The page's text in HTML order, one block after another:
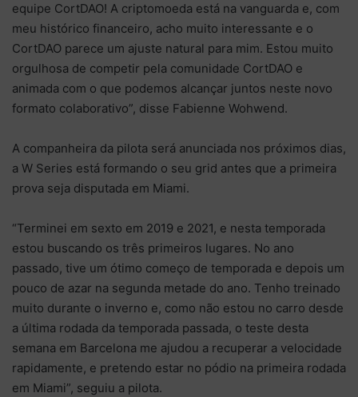
equipe CortDAO! A criptomoeda está na vanguarda e, com
meu histórico financeiro, acho muito interessante e o
CortDAO parece um ajuste natural para mim. Estou muito
orgulhosa de competir pela comunidade CortDAO e
animada com o que podemos alcançar juntos neste novo
formato colaborativo”, disse Fabienne Wohwend.
A companheira da pilota será anunciada nos próximos dias,
a W Series está formando o seu grid antes que a primeira
prova seja disputada em Miami.
“Terminei em sexto em 2019 e 2021, e nesta temporada
estou buscando os três primeiros lugares. No ano
passado, tive um ótimo começo de temporada e depois um
pouco de azar na segunda metade do ano. Tenho treinado
muito durante o inverno e, como não estou no carro desde
a última rodada da temporada passada, o teste desta
semana em Barcelona me ajudou a recuperar a velocidade
rapidamente, e pretendo estar no pódio na primeira rodada
em Miami”, seguiu a pilota.